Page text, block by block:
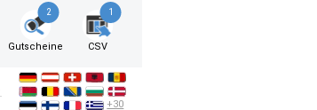
2
Gutscheine
1
CSV
+30